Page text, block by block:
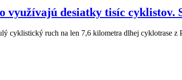
využívajú desiatky tisíc
cyklistický ruch na len 7,6 kilometra dlhej cyklotrase z